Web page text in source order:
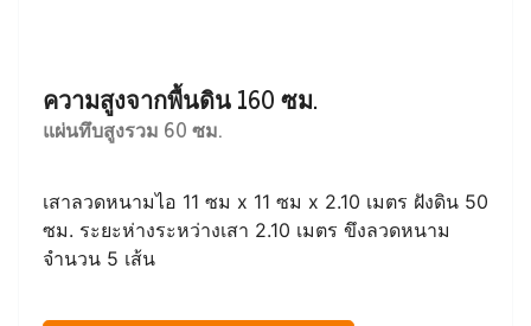
ความสูงจากพื้นดิน 160 ซม.
แผ่นทึบสูงรวม 60 ซม.
เสาลวดหนามไอ 11 ซม x 11 ซม x 2.10 เมตร ฝังดิน 50
ซม. ระยะห่างระหว่างเสา 2.10 เมตร ขึงลวดหนาม
จำนวน 5 เส้น